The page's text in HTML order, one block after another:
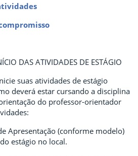
DAS ATIVIDADES DE ESTÁGIO
suas atividades de estágio
deverá estar cursando a disciplina
do professor-orientador
Apresentação (conforme modelo)
estágio no local.